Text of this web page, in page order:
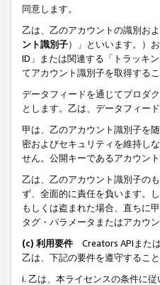
同意します。
乙は、乙のアカウントの識別お
ント識別子）」といいます。）
ID」または関連する「トラッキ
てアカウント識別子を取得する
データフィードを通じてプロダ
とします。乙は、データフィー
甲は、乙のアカウント識別子を
密およびセキュリティを維持し
せん。公開キーであるアカウン
乙は、乙のアカウント識別子の
ず、全面的に責任を負います。
もしくは盗まれた場合、直ちに
タグ・パラメータまたはアカウ
(c) 利用要件 Creators APIまた
乙は、下記の要件を遵守すること
i. 乙は、本ライセンスの条件に